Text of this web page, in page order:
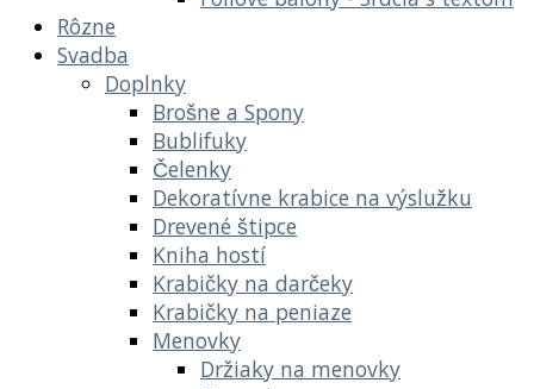
Rôzne
Svadba
Doplnky
Brošne a Spony
Bublifuky
Čelenky
Dekoratívne krabice na výslužku
Drevené štipce
Kniha hostí
Krabičky na darčeky
Krabičky na peniaze
Menovky
Držiaky na menovky